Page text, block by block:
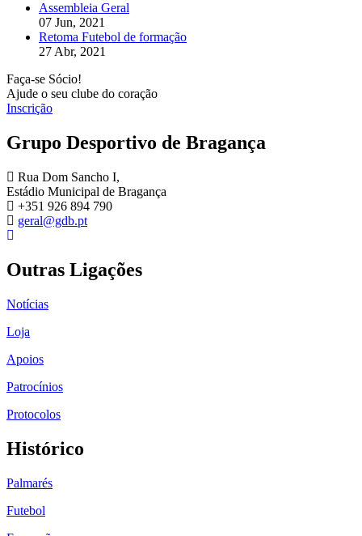
Assembleia Geral
07 Jun, 2021
Retoma Futebol de formação
27 Abr, 2021
Faça-se Sócio!
Ajude o seu clube do coração
Inscrição
Grupo Desportivo de Bragança
Rua Dom Sancho I,
Estádio Municipal de Bragança
+351 926 894 790
geral@gdb.pt
Outras Ligações
Notícias
Loja
Apoios
Patrocínios
Protocolos
Histórico
Palmarés
Futebol